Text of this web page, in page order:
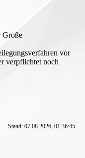
Große
vor
verpflichtet noch
Stand: 07.08.2026, 01:36:45